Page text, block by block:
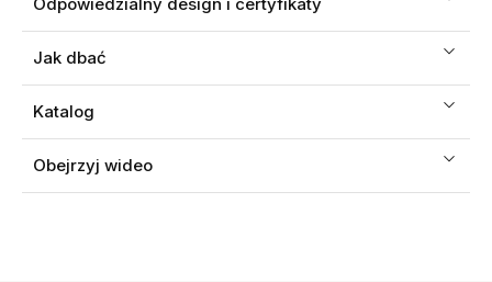
Jak dbać
Katalog
Obejrzyj wideo